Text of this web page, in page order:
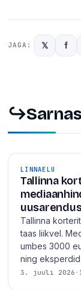
JAGA: 𝕏 f
↪
LINNAELU
Tallinna
Tallinna
taas liikvel.
umbes 3000
ning
3. juuli 2026 ·